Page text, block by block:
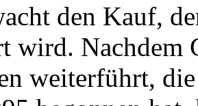
den Kauf,
wird. Nachdem
weiterführt,